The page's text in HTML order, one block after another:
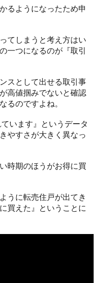
るようになったため申
てしまうと考え方はい
一つになるのが『取引
スとして出せる取引事
高値掴みでないと確認
るのですよね。
います』というデータ
やすさが大きく異なっ
時期のほうがお得に買
うに転売住戸が出てき
買えた』ということに